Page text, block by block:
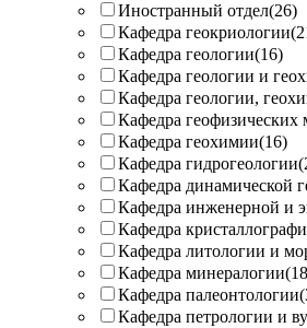
Иностранный отдел(26)
Кафедра геокриологии
Кафедра геологии(16)
Кафедра геологии и
Кафедра геологии,
Кафедра геофизических
Кафедра геохимии(16)
Кафедра гидрогеологии
Кафедра динамической
Кафедра инженерной и
Кафедра
Кафедра литологии и
Кафедра минералогии
Кафедра палеонтологии
Кафедра петрологии и